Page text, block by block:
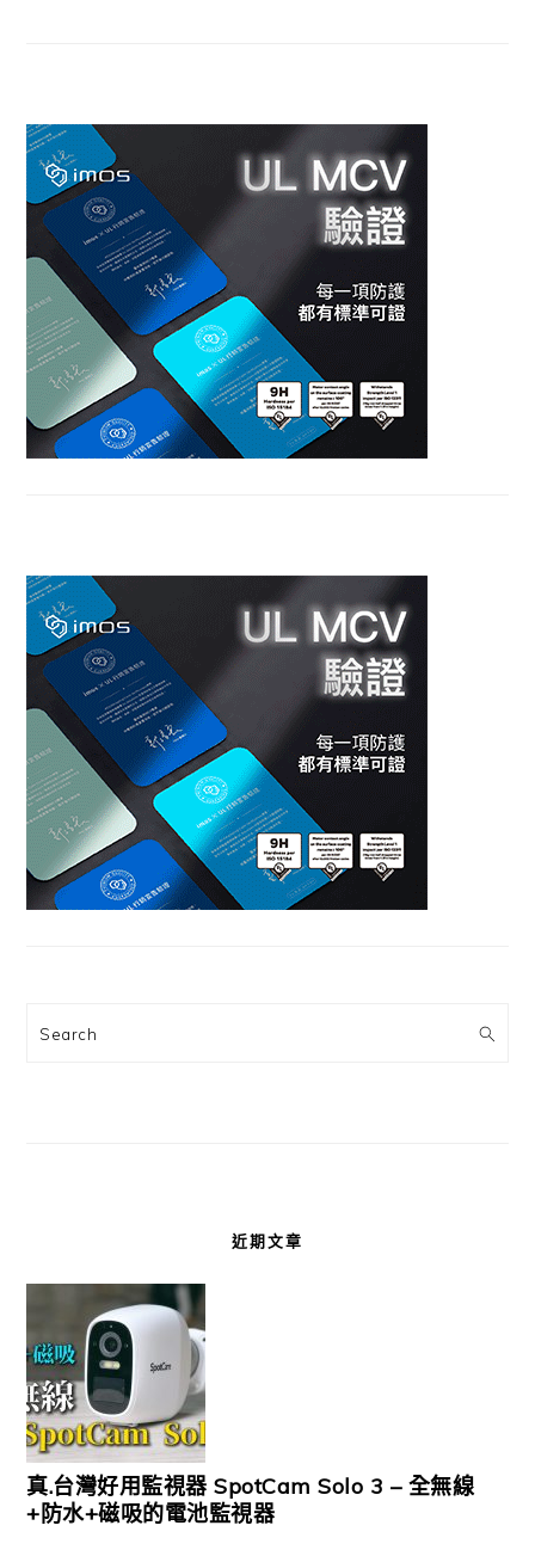
Search
近期文章
真.台灣好用監視器 SpotCam Solo 3 – 全無線
+防水+磁吸的電池監視器